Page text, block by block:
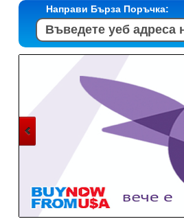
Направи Бърза Поръчка: